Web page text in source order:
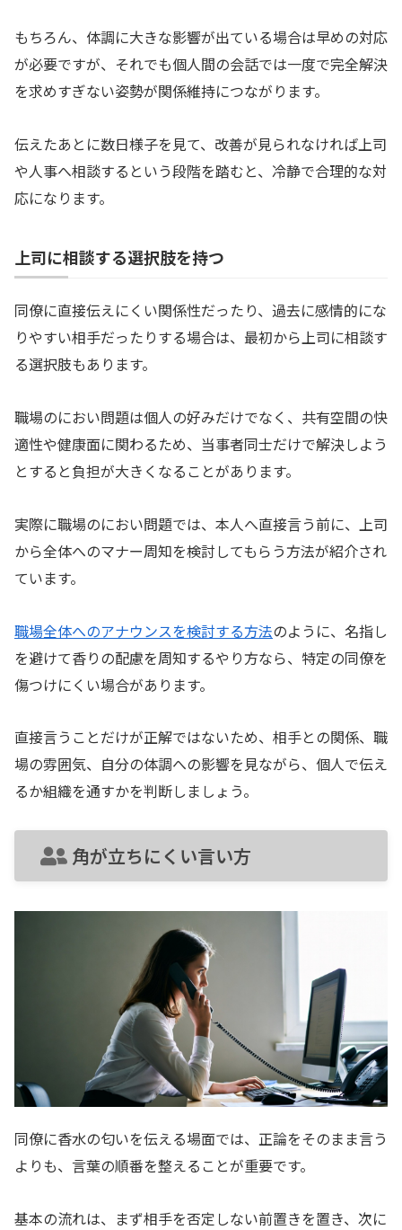
もちろん、体調に大きな影響が出ている場合は早めの対応
が必要ですが、それでも個人間の会話では一度で完全解決
を求めすぎない姿勢が関係維持につながります。
伝えたあとに数日様子を見て、改善が見られなければ上司
や人事へ相談するという段階を踏むと、冷静で合理的な対
応になります。
上司に相談する選択肢を持つ
同僚に直接伝えにくい関係性だったり、過去に感情的にな
りやすい相手だったりする場合は、最初から上司に相談す
る選択肢もあります。
職場のにおい問題は個人の好みだけでなく、共有空間の快
適性や健康面に関わるため、当事者同士だけで解決しよう
とすると負担が大きくなることがあります。
実際に職場のにおい問題では、本人へ直接言う前に、上司
から全体へのマナー周知を検討してもらう方法が紹介され
ています。
職場全体へのアナウンスを検討する方法のように、名指し
を避けて香りの配慮を周知するやり方なら、特定の同僚を
傷つけにくい場合があります。
直接言うことだけが正解ではないため、相手との関係、職
場の雰囲気、自分の体調への影響を見ながら、個人で伝え
るか組織を通すかを判断しましょう。
角が立ちにくい言い方
同僚に香水の匂いを伝える場面では、正論をそのまま言う
よりも、言葉の順番を整えることが重要です。
基本の流れは、まず相手を否定しない前置きを置き、次に